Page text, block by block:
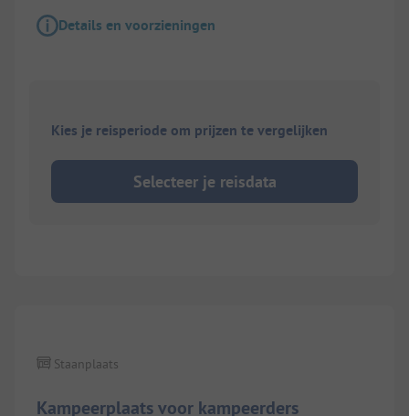
Details en voorzieningen
Kies je reisperiode om prijzen te vergelijken
Selecteer je reisdata
Kampeerplaats voor kampeerders
Staanplaats